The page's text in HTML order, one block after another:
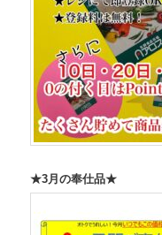
★3月の奉仕品★